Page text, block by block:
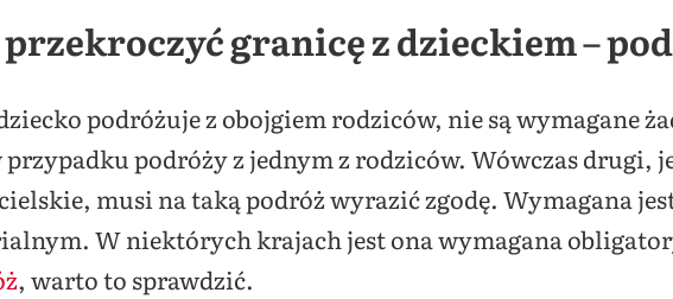
granicę z dzieckiem –
podróżuje z obojgiem rodziców, nie są wymagane
przypadku podróży z jednym z rodziców. Wówczas drugi,
musi na taką podróż wyrazić zgodę. Wymagana
W niektórych krajach jest ona wymagana
, warto to sprawdzić.